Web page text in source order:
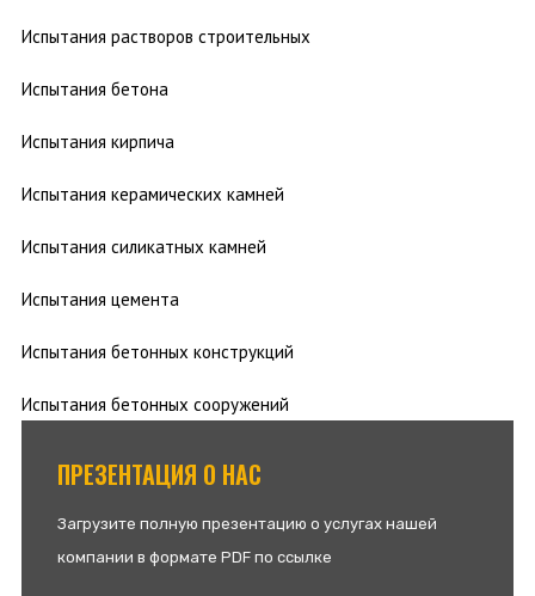
Испытания растворов строительных
Испытания бетона
Испытания кирпича
Испытания керамических камней
Испытания силикатных камней
Испытания цемента
Испытания бетонных конструкций
Испытания бетонных сооружений
ПРЕЗЕНТАЦИЯ О НАС
Загрузите полную презентацию о услугах нашей
компании в формате PDF по ссылке